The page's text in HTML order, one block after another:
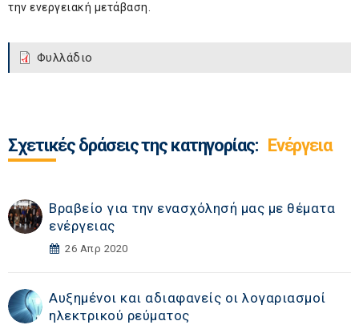
την ενεργειακή μετάβαση.
Φυλλάδιο
Σχετικές δράσεις της κατηγορίας: Ενέργεια
Βραβείο για την ενασχόλησή μας με θέματα
ενέργειας
26 Απρ 2020
Αυξημένοι και αδιαφανείς οι λογαριασμοί
ηλεκτρικού ρεύματος